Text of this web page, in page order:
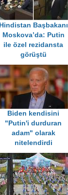
Hindistan Başbakanı
Moskova’da: Putin
ile özel rezidansta
görüştü
Biden kendisini
"Putin'i durduran
adam" olarak
nitelendirdi